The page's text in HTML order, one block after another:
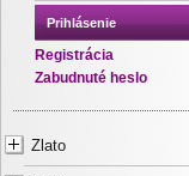
Prihlásenie
Registrácia
Zabudnuté heslo
Zlato